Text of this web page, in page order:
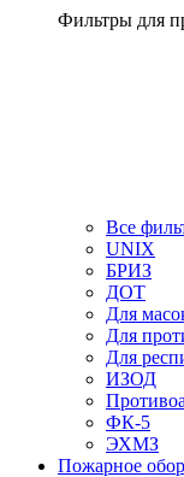
Фильтры для
Все
UNIX
БРИЗ
ДОТ
Для
Для
Для
ИЗОД
ФК-5
ЭХМЗ
Пожарное